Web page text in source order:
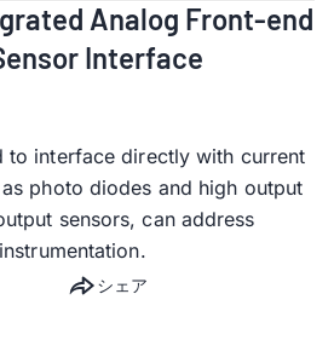
Video
Analog Front-end
Interface
to interface directly with current
photo diodes and high output
sensors, can address
シェア